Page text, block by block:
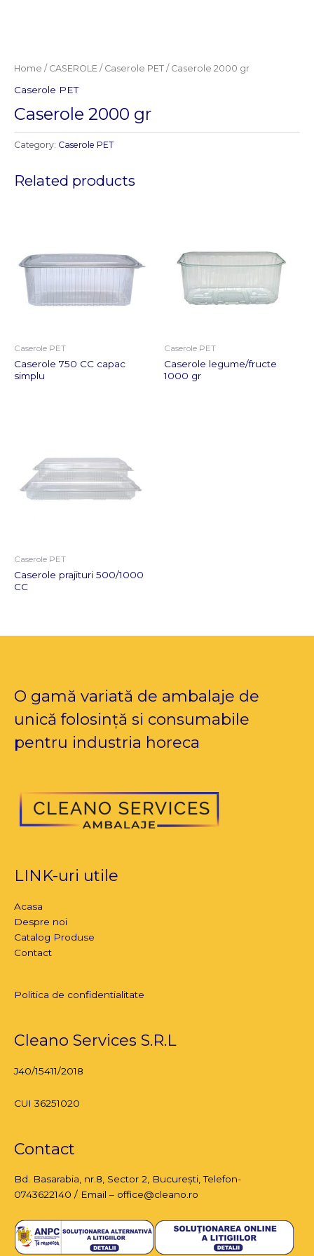
Home / CASEROLE / Caserole PET / Caserole 2000 gr
Caserole PET
Caserole 2000 gr
Category: Caserole PET
Related products
Caserole PET
Caserole 750 CC capac
simplu
Caserole PET
Caserole legume/fructe
1000 gr
Caserole PET
Caserole prajituri 500/1000
CC
O gamă variată de ambalaje de
unică folosință si consumabile
pentru industria horeca
LINK-uri utile
Acasa
Despre noi
Catalog Produse
Contact
Politica de confidentialitate
Cleano Services S.R.L
J40/15411/2018
CUI 36251020
Contact
Bd. Basarabia, nr.8, Sector 2, București, Telefon-
0743622140 / Email – office@cleano.ro